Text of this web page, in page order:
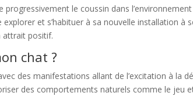
le coussin dans
et s’habituer à sa nouvelle installation à
attrait positif.
chat ?
des manifestations allant de l’excitation à la
des comportements naturels comme le jeu